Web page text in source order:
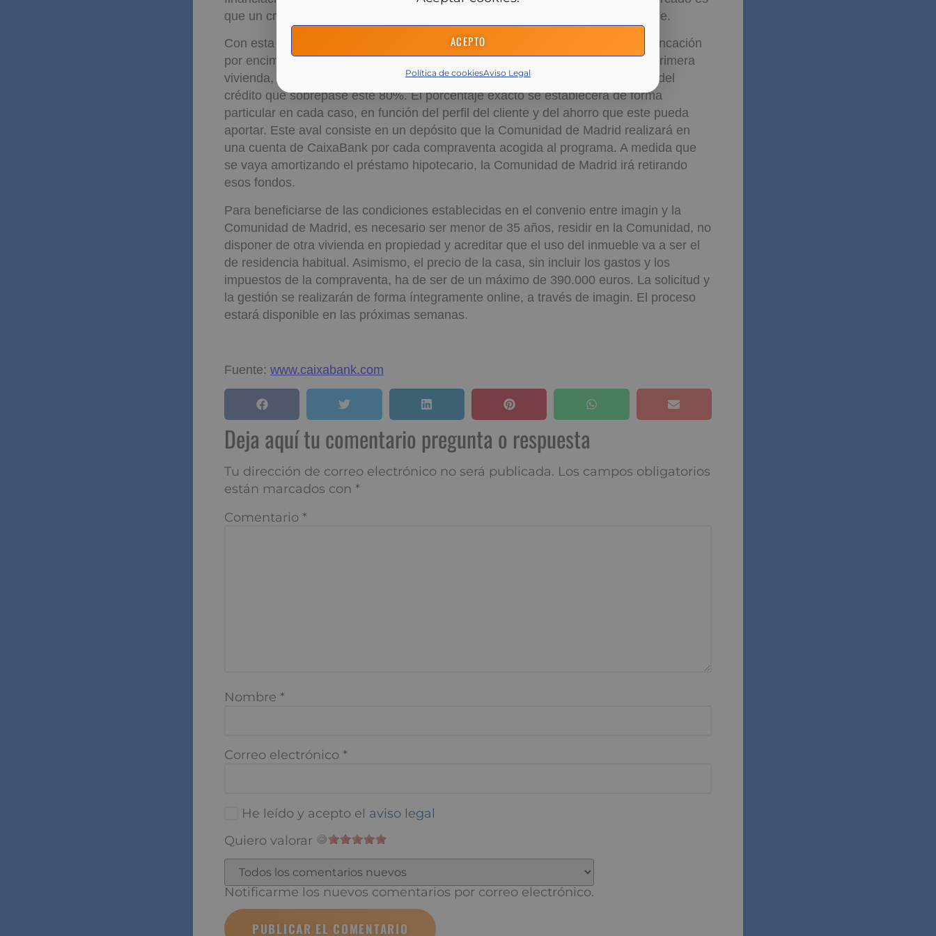
que un crédito hipotecario aporte, como máximo, un 80% del valor del inmueble.
Con esta colaboración, imagin podrá reforzar las condiciones para ofrecer financación
por encima del 80% del valor del inmueble a jóvenes que quieran adquirir su primera
vivienda, a través del apoyo de la Comunidad de Madrid, que avalará la parte del
crédito que sobrepase este 80%. El porcentaje exacto se establecerá de forma
particular en cada caso, en función del perfil del cliente y del ahorro que este pueda
aportar. Este aval consiste en un depósito que la Comunidad de Madrid realizará en
una cuenta de CaixaBank por cada compraventa acogida al programa. A medida que
se vaya amortizando el préstamo hipotecario, la Comunidad de Madrid irá retirando
esos fondos.
Para beneficiarse de las condiciones establecidas en el convenio entre imagin y la
Comunidad de Madrid, es necesario ser menor de 35 años, residir en la Comunidad, no
disponer de otra vivienda en propiedad y acreditar que el uso del inmueble va a ser el
de residencia habitual. Asimismo, el precio de la casa, sin incluir los gastos y los
impuestos de la compraventa, ha de ser de un máximo de 390.000 euros. La solicitud y
la gestión se realizarán de forma íntegramente online, a través de imagin. El proceso
estará disponible en las próximas semanas.
Fuente: www.caixabank.com
Deja aquí tu comentario pregunta o respuesta
Tu dirección de correo electrónico no será publicada. Los campos obligatorios están
marcados con*
Comentario*
Nombre*
Correo electrónico*
He leído y acepto elaviso legal
Quiero valorar
Notificarme los nuevos comentarios por correo electrónico.